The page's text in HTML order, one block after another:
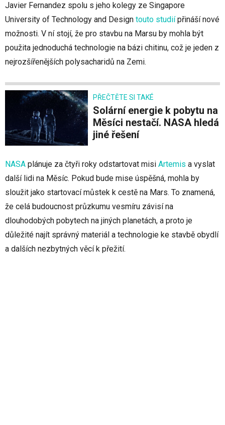
Javier Fernandez spolu s jeho kolegy ze Singapore
University of Technology and Design touto studiípřináší nové
možnosti. V ní stojí, že pro stavbu na Marsu by mohla být
použita jednoduchá technologie na bázi chitinu, což je jeden z
nejrozšířenějších polysacharidů na Zemi.
PŘEČTĚTE SI TAKÉ
Solární energie k pobytu na
Měsíci nestačí. NASA hledá
jiné řešení
NASA plánuje za čtyři roky odstartovat misi Artemis a vyslat
další lidi na Měsíc. Pokud bude mise úspěšná, mohla by
sloužit jako startovací můstek k cestě na Mars. To znamená,
že celá budoucnost průzkumu vesmíru závisí na
dlouhodobých pobytech na jiných planetách, a proto je
důležité najít správný materiál a technologie ke stavbě obydlí
a dalších nezbytných věcí k přežití.